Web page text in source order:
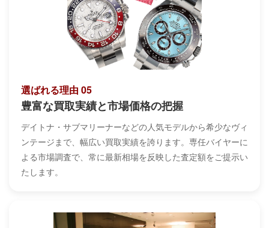
選ばれる理由 05
豊富な買取実績と市場価格の把握
デイトナ・サブマリーナーなどの人気モデルから希少なヴィ
ンテージまで、幅広い買取実績を誇ります。専任バイヤーに
よる市場調査で、常に最新相場を反映した査定額をご提示い
たします。